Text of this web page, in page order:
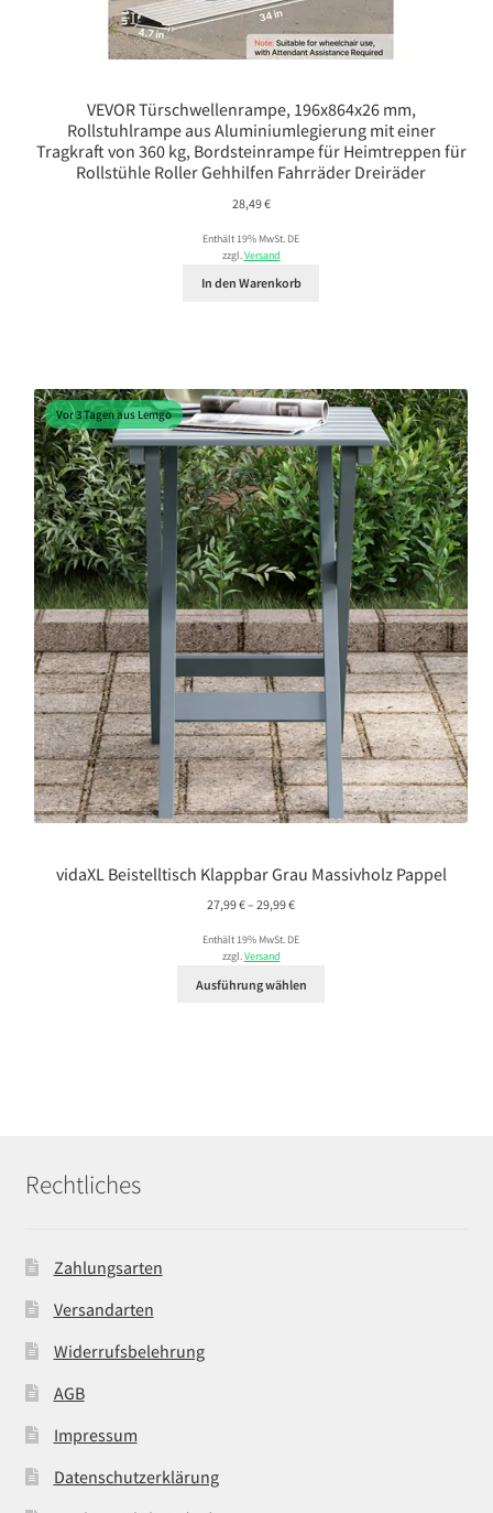
VEVOR Türschwellenrampe, 196x864x26 mm,
Rollstuhlrampe aus Aluminiumlegierung mit einer
Tragkraft von 360 kg, Bordsteinrampe für Heimtreppen für
Rollstühle Roller Gehhilfen Fahrräder Dreiräder
28,49€
Enthält 19% MwSt. DE
zzgl.Versand
In den Warenkorb
Vor 3 Tagen aus Lemgo
vidaXL Beistelltisch Klappbar Grau Massivholz Pappel
27,99€– 29,99€Preisspanne:
bis
Enthält 19% MwSt. DE
zzgl.Versand
Ausführung wählen
Rechtliches
Zahlungsarten
Versandarten
Widerrufsbelehrung
AGB
Impressum
Datenschutzerklärung